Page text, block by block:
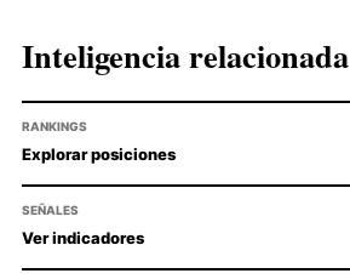
Inteligencia relacionada
RANKINGS
Explorar posiciones
SEÑALES
Ver indicadores